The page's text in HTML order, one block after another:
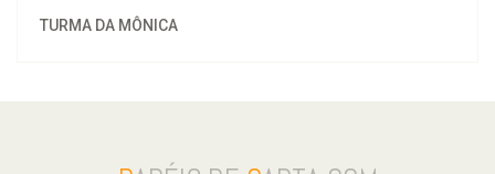
TURMA DA MÔNICA